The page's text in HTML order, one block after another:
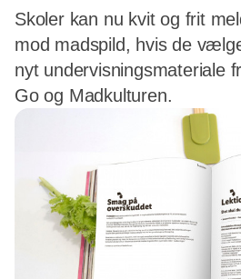
Skoler kan nu kvit og frit
mod madspild, hvis de
nyt undervisningsmateriale
Go og Madkulturen.